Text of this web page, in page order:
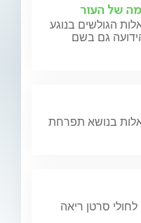
של העור
הגולשים בנוגע
גם בשם
בנושא תפרחת
סרטן ריאה